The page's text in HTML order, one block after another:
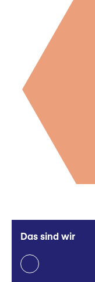
We
Das sind wir